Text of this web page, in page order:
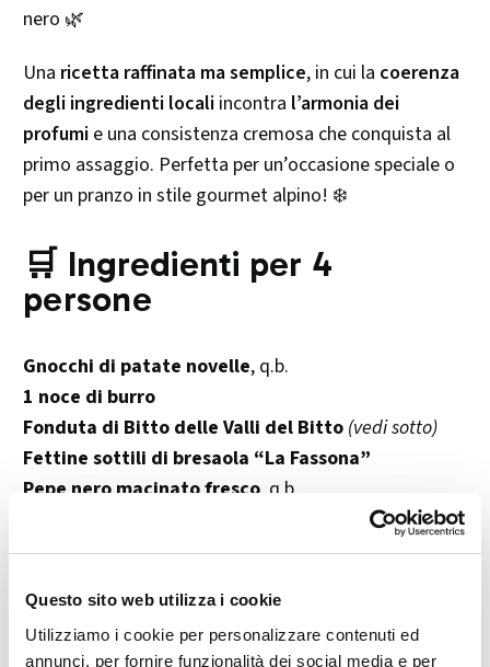
Questo sito web utilizza i cookie
Utilizziamo i cookie per personalizzare contenuti ed
annunci, per fornire funzionalità dei social media e per
nero 🌿
Una ricetta raffinata ma semplice, in cui la coerenza
degli ingredienti locali incontra l’armonia dei
profumi e una consistenza cremosa che conquista al
primo assaggio. Perfetta per un’occasione speciale o
per un pranzo in stile gourmet alpino! ❄️
🛒 Ingredienti per 4
persone
Gnocchi di patate novelle, q.b.
1 noce di burro
Fonduta di Bitto delle Valli del Bitto (vedi sotto)
Fettine sottili di bresaola “La Fassona”
Pepe nero macinato fresco , q.b.
150 g di formaggio Bitto, tagliato a pezzetti
50 ml di latte intero
50 ml di panna fresca